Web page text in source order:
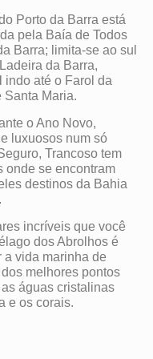
Porto da Barra está
pela Baía de Todos
Barra; limita-se ao sul
da Barra,
até o Farol da
Santa Maria.
o Ano Novo,
luxuosos num só
Trancoso tem
onde se encontram
destinos da Bahia
incríveis que você
dos Abrolhos é
a vida marinha de
melhores pontos
águas cristalinas
e os corais.